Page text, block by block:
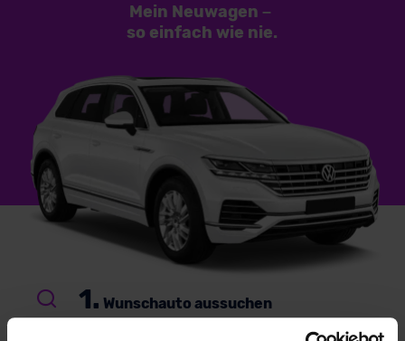
Mein Neuwagen –
so einfach wie nie.
1. Wunschauto aussuchen
Du wählst dein Lieblingsmodell – wir suchen es für